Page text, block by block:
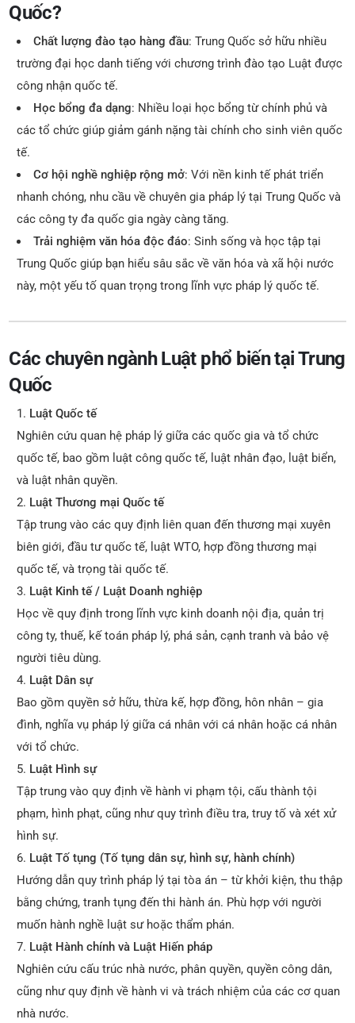
Quốc?
Chất lượng đào tạo hàng đầu: Trung Quốc sở hữu nhiều
trường đại học danh tiếng với chương trình đào tạo Luật được
công nhận quốc tế.
Học bổng đa dạng: Nhiều loại học bổng từ chính phủ và
các tổ chức giúp giảm gánh nặng tài chính cho sinh viên quốc
tế.
Cơ hội nghề nghiệp rộng mở: Với nền kinh tế phát triển
nhanh chóng, nhu cầu về chuyên gia pháp lý tại Trung Quốc và
các công ty đa quốc gia ngày càng tăng.
Trải nghiệm văn hóa độc đáo: Sinh sống và học tập tại
Trung Quốc giúp bạn hiểu sâu sắc về văn hóa và xã hội nước
này, một yếu tố quan trọng trong lĩnh vực pháp lý quốc tế.
Các chuyên ngành Luật phổ biến tại Trung
Quốc
Luật Quốc tế
Nghiên cứu quan hệ pháp lý giữa các quốc gia và tổ chức
quốc tế, bao gồm luật công quốc tế, luật nhân đạo, luật biển,
và luật nhân quyền.
Luật Thương mại Quốc tế
Tập trung vào các quy định liên quan đến thương mại xuyên
biên giới, đầu tư quốc tế, luật WTO, hợp đồng thương mại
quốc tế, và trọng tài quốc tế.
Luật Kinh tế / Luật Doanh nghiệp
Học về quy định trong lĩnh vực kinh doanh nội địa, quản trị
công ty, thuế, kế toán pháp lý, phá sản, cạnh tranh và bảo vệ
người tiêu dùng.
Luật Dân sự
Bao gồm quyền sở hữu, thừa kế, hợp đồng, hôn nhân – gia
đình, nghĩa vụ pháp lý giữa cá nhân với cá nhân hoặc cá nhân
với tổ chức.
Luật Hình sự
Tập trung vào quy định về hành vi phạm tội, cấu thành tội
phạm, hình phạt, cũng như quy trình điều tra, truy tố và xét xử
hình sự.
Luật Tố tụng (Tố tụng dân sự, hình sự, hành chính)
Hướng dẫn quy trình pháp lý tại tòa án – từ khởi kiện, thu thập
bằng chứng, tranh tụng đến thi hành án. Phù hợp với người
muốn hành nghề luật sư hoặc thẩm phán.
Luật Hành chính và Luật Hiến pháp
Nghiên cứu cấu trúc nhà nước, phân quyền, quyền công dân,
cũng như quy định về hành vi và trách nhiệm của các cơ quan
nhà nước.